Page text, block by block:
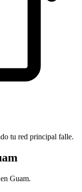
tu red principal falle.
Guam.